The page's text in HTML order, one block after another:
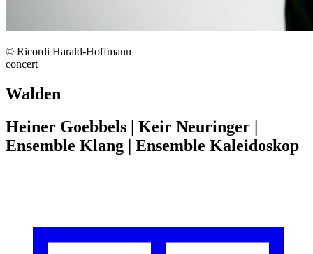
© Ricordi Harald-Hoffmann
concert
Walden
Heiner Goebbels | Keir Neuringer |
Ensemble Klang | Ensemble Kaleidoskop